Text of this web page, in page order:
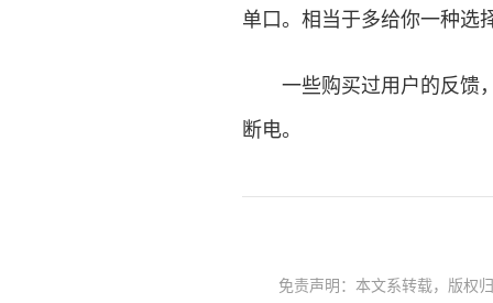
单口。相当于多给你一种选
一些购买过用户的反馈，
断电。
免责声明：本文系转载，版权